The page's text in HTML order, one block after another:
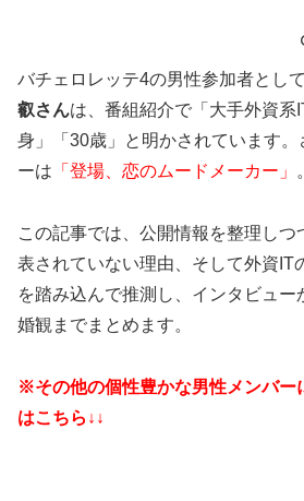
バチェロレッテ4の男性参加者とし
叡さんは、番組紹介で「大手外資系
身」「30歳」と明かされています
ーは 「登場、恋のムードメーカー」 。
この記事では、公開情報を整理しつ
表されていない理由、そして外資IT
を踏み込んで推測し、インタビュ
婚観までまとめます。
※その他の個性豊かな男性メンバー
はこちら↓↓